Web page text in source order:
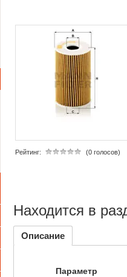
Рейтинг: (0 голосов)
Находится в
Описание
Параметр